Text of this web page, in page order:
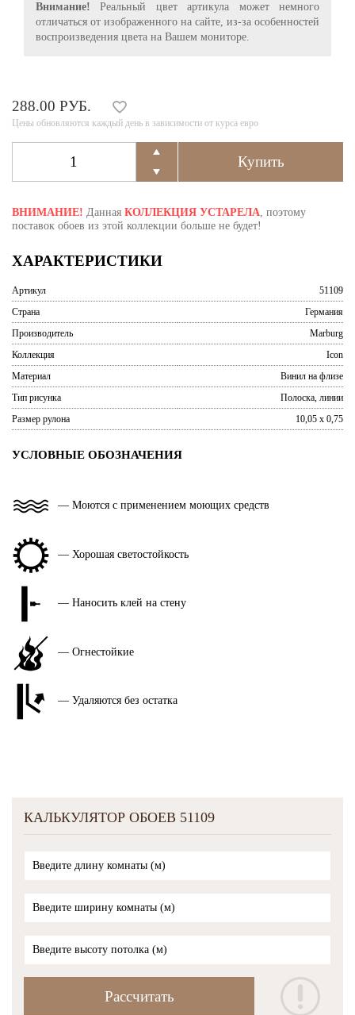
Внимание! Реальный цвет артикула может немного
отличаться от изображенного на сайте, из-за особенностей
воспроизведения цвета на Вашем мониторе.
288.00 РУБ.
Цены обновляются каждый день в зависимости от курса евро
ВНИМАНИЕ! Данная КОЛЛЕКЦИЯ УСТАРЕЛА, поэтому
поставок обоев из этой коллекции больше не будет!
ХАРАКТЕРИСТИКИ
Артикул
51109
Страна
Германия
Производитель
Marburg
Коллекция
Icon
Материал
Винил на флизе
Тип рисунка
Полоска, линии
Размер рулона
10,05 x 0,75
УСЛОВНЫЕ ОБОЗНАЧЕНИЯ
— Моются с применением моющих средств
— Хорошая светостойкость
— Наносить клей на стену
— Огнестойкие
— Удаляются без остатка
КАЛЬКУЛЯТОР ОБОЕВ 51109